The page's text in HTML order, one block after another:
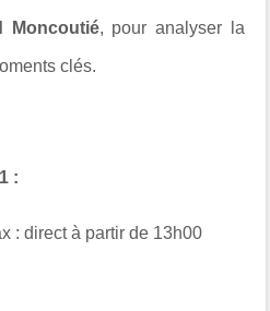
Moncoutié, pour analyser la
clés.
:
: direct à partir de 13h00